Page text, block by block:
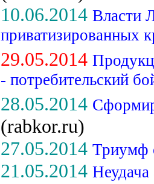
10.06.2014 Власти
приватизированных
29.05.2014
- потребительский
28.05.2014
(rabkor.ru)
27.05.2014 Триумф
21.05.2014